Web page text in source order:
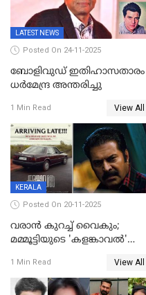
LATEST NEWS
Posted On 24-11-2025
ബോളിവുഡ് ഇതിഹാസതാരം
ധർമേന്ദ്ര അന്തരിച്ചു
1 Min Read View All
KERALA
Posted On 20-11-2025
വരാൻ കുറച്ച് വൈകും;
മമ്മൂട്ടിയുടെ 'കളങ്കാവൽ'
1 Min Read View All